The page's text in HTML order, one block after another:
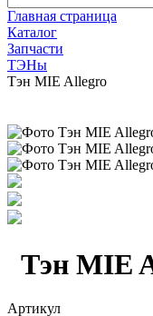
Главная страница
Каталог
Запчасти
ТЭНы
Тэн MIE Allegro
Тэн MIE
Артикул